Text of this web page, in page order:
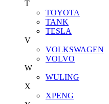
T
TOYOTA
TANK
TESLA
V
VOLKSWAGEN
VOLVO
W
WULING
X
XPENG